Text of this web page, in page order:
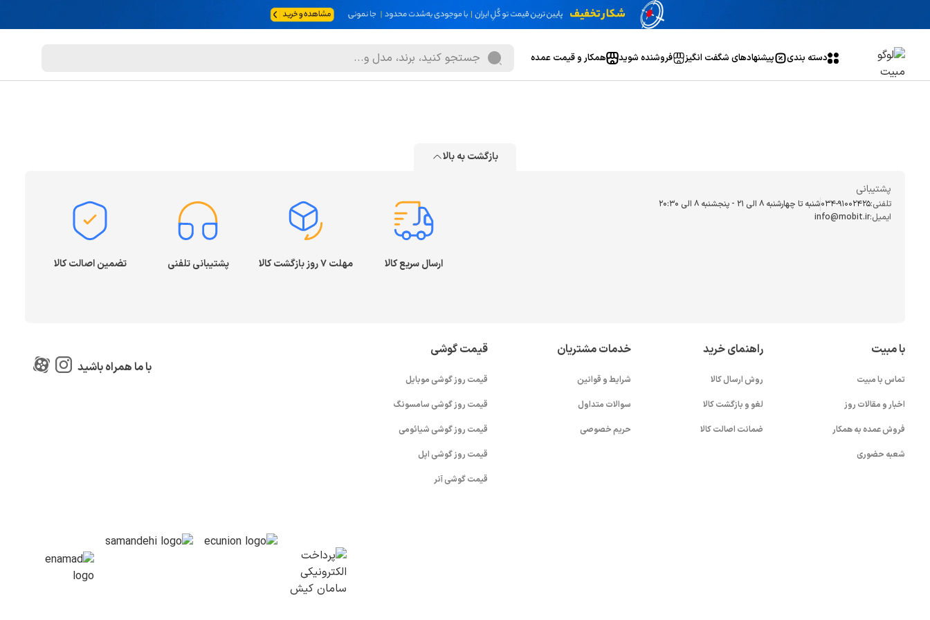
دسته بندی پیشنهاد‌های شگفت انگیز فروشنده شوید همکار و قیمت عمده
بازگشت به بالا
پشتیبانی
تلفنی:034-91002425شنبه تا چهارشنبه ۸ الی ۲۱ - پنجشنبه 8 الی ۲۰:۳۰
ایمیل:info@mobit.ir
ارسال سریع کالا مهلت ۷ روز بازگشت کالا پشتیبانی تلفنی تضمین اصالت کالا
با مبیت
تماس با مبیت
اخبار و مقالات روز
فروش عمده به همکار
شعبه حضوری
راهنمای خرید
روش ارسال کالا
لغو و بازگشت کالا
ضمانت اصالت کالا
خدمات مشتریان
شرایط و قوانین
سوالات متداول
حریم خصوصی
قیمت گوشی
قیمت روز گوشی موبایل
قیمت روز گوشی سامسونگ
قیمت روز گوشی شیائومی
قیمت روز گوشی اپل
قیمت گوشی آنر
با ما همراه باشید